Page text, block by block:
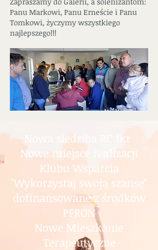
Panu Markowi, Panu Erneście i Panu
Tomkowi, życzymy wszystkiego
najlepszego!!!
Nowa siedziba RC fkr
Nowe miejsce realizacji
Klubu Wsparcia
"Wykorzystaj swoją szansę"
dofinansowane z środków
PFRON
Nowe Mieszkanie
Terapeutyczne